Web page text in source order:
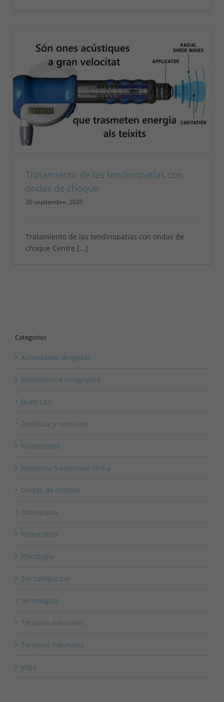
Tratamiento de las tendinopatías con
ondas de choque
30 septiembre, 2020
Tratamiento de las tendinopatías con ondas de
choque Centre [...]
Categories
Actividades dirigidas
Biomedicina integrativa
Burn Out
Dietética y nutrición
Fisioterapia
Medicina tradicional china
Ondas de choque
Osteopatia
Patrocinios
Psicología
Sin categorizar
tecnologías
Terapias naturales
Terapias naturales
yoga